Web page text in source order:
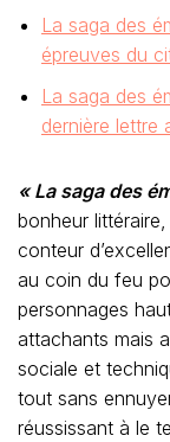
La saga des
épreuves du
La saga des
dernière lettre
« La saga des
bonheur
conteur
au coin du feu
personnages
attachants mais
sociale et
tout sans
réussissant à le